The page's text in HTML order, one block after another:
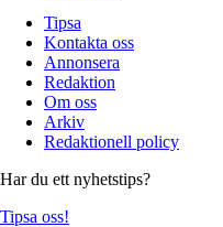
Tipsa
Kontakta oss
Annonsera
Redaktion
Om oss
Arkiv
Redaktionell policy
Har du ett nyhetstips?
Tipsa oss!